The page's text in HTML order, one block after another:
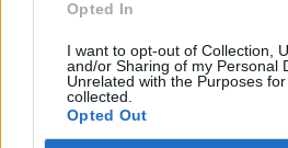
Opted In
I want to opt-out of Collection,
and/or Sharing of my Personal
Unrelated with the Purposes
collected.
Opted Out
Świat